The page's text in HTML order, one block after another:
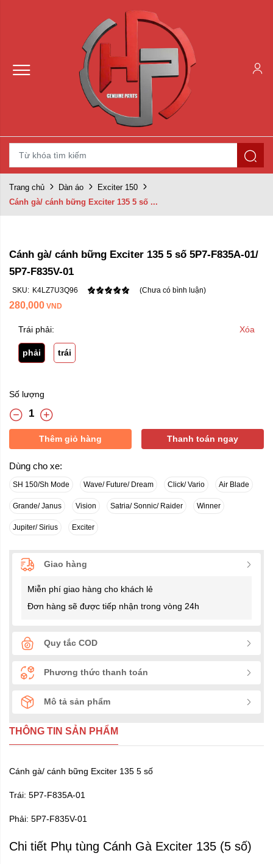
Trang chủ Dàn áo
Exciter 150
Cánh gà/ cánh bững Exciter 135 5 số ...
Cánh gà/ cánh bững Exciter 135 5 số 5P7-F835A-01/
5P7-F835V-01
SKU: K4LZ7U3Q96 (Chưa có bình luận)
280,000 VND
Trái phải: Xóa
phải trái
Số lượng
Thêm giỏ hàng Thanh toán ngay
Dùng cho xe:
SH 150/Sh Mode Wave/ Future/ Dream Click/ Vario Air Blade
Grande/ Janus Vision Satria/ Sonnic/ Raider Winner
Jupiter/ Sirius Exciter
Giao hàng
Miễn phí giao hàng cho khách lẻ
Đơn hàng sẽ được tiếp nhận trong vòng 24h
Quy tắc COD
Phương thức thanh toán
Mô tả sản phẩm
THÔNG TIN SẢN PHẨM
Cánh gà/ cánh bững Exciter 135 5 số
Trái: 5P7-F835A-01
Phải: 5P7-F835V-01
Chi tiết Phụ tùng Cánh Gà Exciter 135 (5 số)